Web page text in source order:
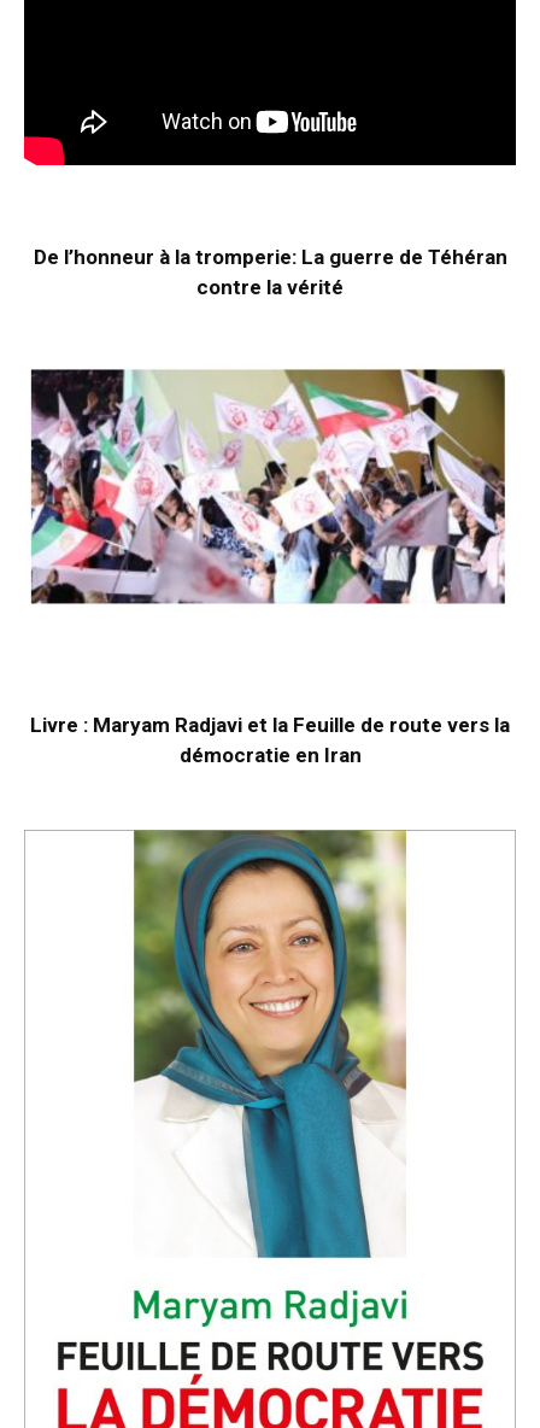
De l’honneur à la tromperie: La guerre de Téhéran
contre la vérité
Livre : Maryam Radjavi et la Feuille de route vers la
démocratie en Iran